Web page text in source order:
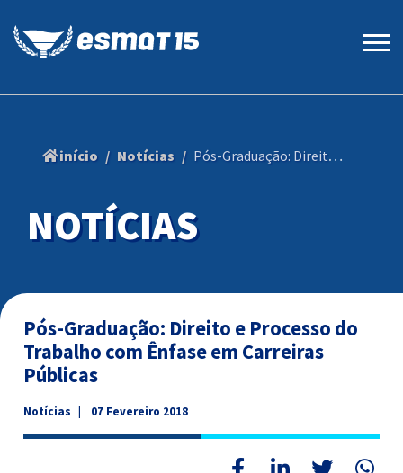
NOTÍCIAS
início Notícias Pós-Graduação: Direito e Processo do Trabalho com Ênfase em Carreiras Públicas
Pós-Graduação: Direito e Processo do
Trabalho com Ênfase em Carreiras
Públicas
Notícias 07 Fevereiro 2018